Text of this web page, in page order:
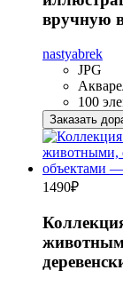
вручную
nastyabrek
JPG
100
Заказать
1490₽